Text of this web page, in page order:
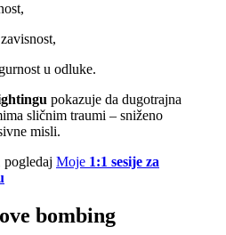
u odluke.
pokazuje da dugotrajna
sličnim traumi – sniženo
misli.
pogledaj Moje 1:1 sesije za
bombing